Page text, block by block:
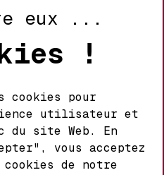
fins
29 A
eux ...
!
cookies pour
utilisateur et
site Web. En
vous acceptez
de notre